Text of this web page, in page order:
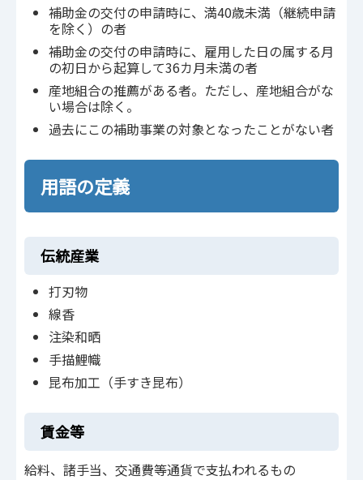
補助金の交付の申請時に、満40歳未満（継続申請
を除く）の者
補助金の交付の申請時に、雇用した日の属する月
の初日から起算して36カ月未満の者
産地組合の推薦がある者。ただし、産地組合がな
い場合は除く。
過去にこの補助事業の対象となったことがない者
用語の定義
伝統産業
打刃物
線香
注染和晒
手描鯉幟
昆布加工（手すき昆布）
賃金等
給料、諸手当、交通費等通貨で支払われるもの